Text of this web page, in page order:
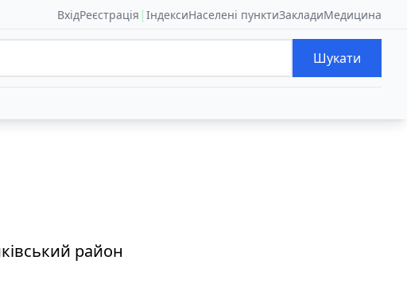
ВхідРеєстрація | ІндексиНаселені пунктиЗакладиМедицина
Шукати
район